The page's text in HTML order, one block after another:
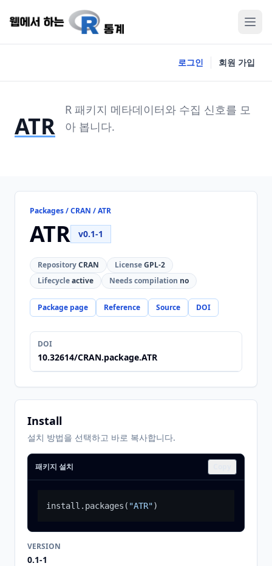
로그인 회원 가입
ATR
R 패키지 메타데이터와 수집 신호를 모
아 봅니다.
Packages / CRAN / ATR
ATR v0.1-1
RepositoryCRAN LicenseGPL-2
Lifecycleactive Needs compilation no
Package page Reference Source DOI
DOI
10.32614/CRAN.package.ATR
Install
설치 방법을 선택하고 바로 복사합니다.
패키지 설치
install.packages ( "ATR")
VERSION
0.1-1